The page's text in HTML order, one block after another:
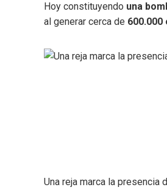
Hoy constituyendo una
al generar cerca de 600.000
Una reja marca la presencia